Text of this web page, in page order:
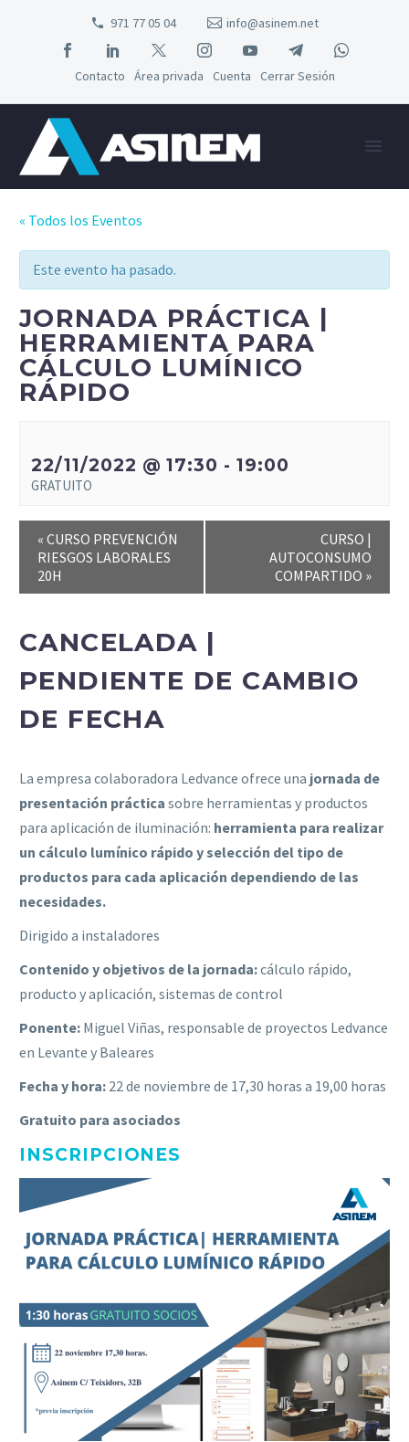
971 77 05 04 info@asinem.net
Contacto Área privada Cuenta Cerrar Sesión
« Todos los Eventos
Este evento ha pasado.
JORNADA PRÁCTICA |
HERRAMIENTA PARA
CÁLCULO LUMÍNICO
RÁPIDO
22/11/2022 @ 17:30 -19:00
GRATUITO
« CURSO PREVENCIÓN
RIESGOS LABORALES
20H
CURSO |
AUTOCONSUMO
COMPARTIDO »
CANCELADA |
PENDIENTE DE CAMBIO
DE FECHA
La empresa colaboradora Ledvance ofrece una jornada de
presentación práctica sobre herramientas y productos
para aplicación de iluminación: herramienta para realizar
un cálculo lumínico rápido y selección del tipo de
productos para cada aplicación dependiendo de las
necesidades.
Dirigido a instaladores
Contenido y objetivos de la jornada:cálculo rápido,
producto y aplicación, sistemas de control
Ponente: Miguel Viñas, responsable de proyectos Ledvance
en Levante y Baleares
Fecha y hora: 22 de noviembre de 17,30 horas a 19,00 horas
Gratuito para asociados
INSCRIPCIONES